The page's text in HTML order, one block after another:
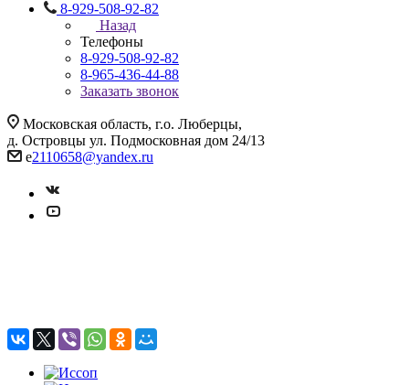
8-929-508-92-82
Назад
Телефоны
8-929-508-92-82
8-965-436-44-88
Заказать звонок
Московская область, г.о. Люберцы,
д. Островцы ул. Подмосковная дом 24/13
e2110658@yandex.ru